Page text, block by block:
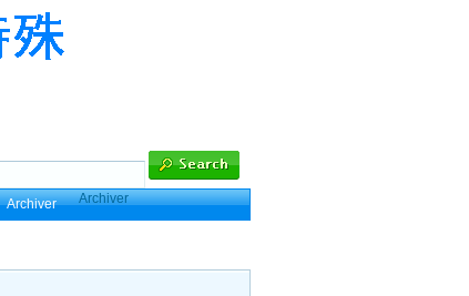
Archiver
Archiver